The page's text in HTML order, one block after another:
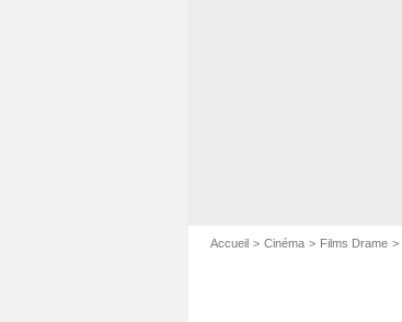
Accueil Cinéma Films Drame